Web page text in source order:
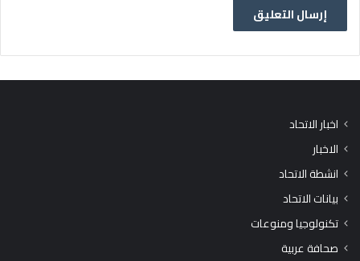
اخبار الاتحاد
الاخبار
انشطة الاتحاد
بيانات الاتحاد
تكنولوجيا ومنوعات
صحافة عربية